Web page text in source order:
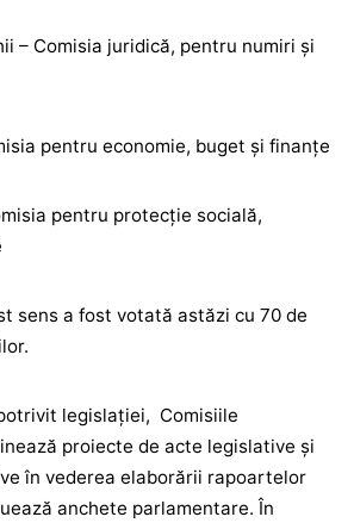
– Comisia juridică, pentru numiri și
pentru economie, buget și finanțe
pentru protecție socială,
sens a fost votată astăzi cu 70 de
legislației, Comisiile
proiecte de acte legislative şi
în vederea elaborării rapoartelor
anchete parlamentare. În